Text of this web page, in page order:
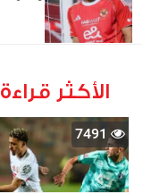
الأكثر قراءة
7491